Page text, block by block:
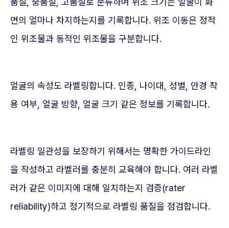
면의 얼마나 차지하는지를 기록합니다. 위조 이동은 정적
인 위조물과 동적인 위조물을 구분합니다.
얼굴의 속성도 라벨링합니다. 인종, 나이대, 성별, 안경 착
용 여부, 얼굴 방향, 얼굴 크기 같은 정보를 기록합니다.
라벨링 일관성을 보장하기 위해서는 명확한 가이드라인
을 작성하고 라벨러를 충분히 교육해야 합니다. 여러 라벨
러가 같은 이미지에 대해 일치하는지 검증(rater
reliability)하고 정기적으로 라벨링 품질을 점검합니다.